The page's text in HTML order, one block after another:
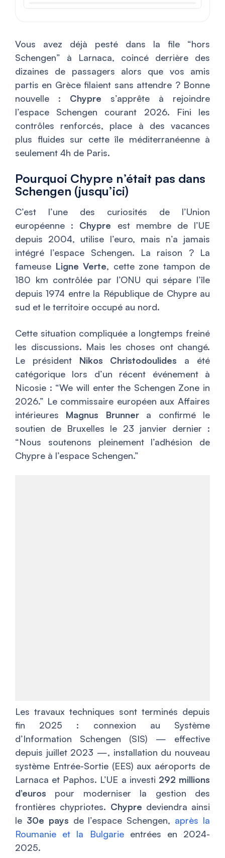
Vous avez déjà pesté dans la file “hors
Schengen” à Larnaca, coincé derrière des
dizaines de passagers alors que vos amis
partis en Grèce filaient sans attendre ? Bonne
nouvelle : Chypre s’apprête à rejoindre
l’espace Schengen courant 2026. Fini les
contrôles renforcés, place à des vacances
plus fluides sur cette île méditerranéenne à
seulement 4h de Paris.
Pourquoi Chypre n’était pas dans
Schengen (jusqu’ici)
C’est l’une des curiosités de l’Union
européenne : Chypre est membre de l’UE
depuis 2004, utilise l’euro, mais n’a jamais
intégré l’espace Schengen. La raison ? La
fameuse Ligne Verte, cette zone tampon de
180 km contrôlée par l’ONU qui sépare l’île
depuis 1974 entre la République de Chypre au
sud et le territoire occupé au nord.
Cette situation compliquée a longtemps freiné
les discussions. Mais les choses ont changé.
Le président Nikos Christodoulides a été
catégorique lors d’un récent événement à
Nicosie : “We will enter the Schengen Zone in
2026.” Le commissaire européen aux Affaires
intérieures Magnus Brunnera confirmé le
soutien de Bruxelles le 23 janvier dernier :
“Nous soutenons pleinement l’adhésion de
Chypre à l’espace Schengen.”
Les travaux techniques sont terminés depuis
fin 2025 : connexion au Système
d’Information Schengen (SIS) — effective
depuis juillet 2023 —, installation du nouveau
système Entrée-Sortie (EES) aux aéroports de
Larnaca et Paphos. L’UE a investi 292 millions
d’euros pour moderniser la gestion des
frontières chypriotes. Chypre deviendra ainsi
le 30e pays de l’espace Schengen, après la
Roumanie et la Bulgarieentrées en 2024-
2025.